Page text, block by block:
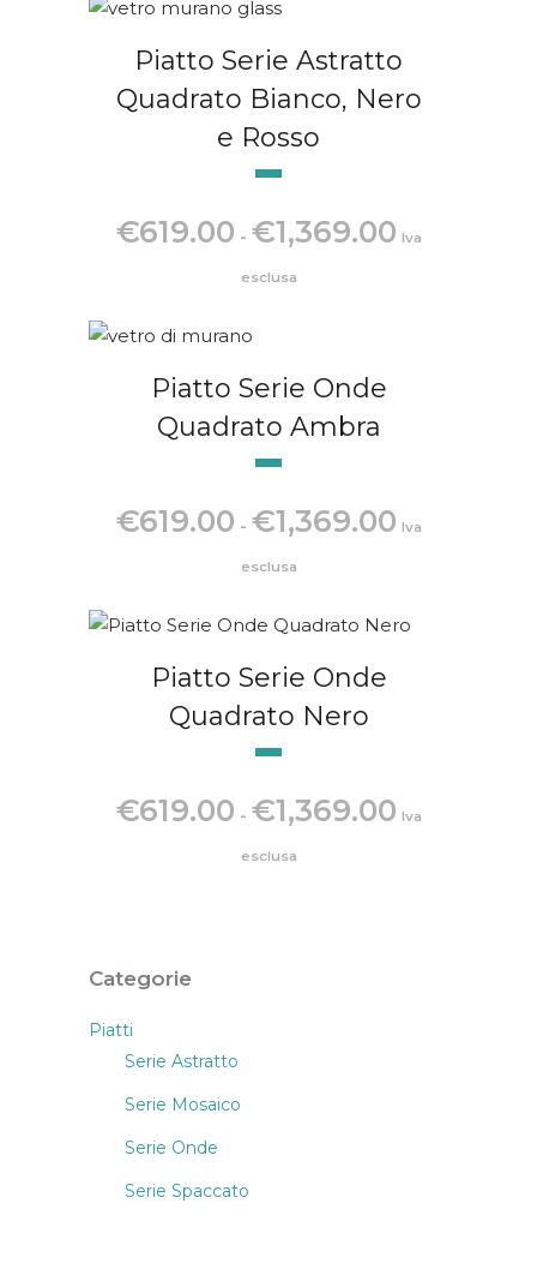
€1,369.00
Piatto Serie Astratto
Quadrato Bianco, Nero
e Rosso
€619.00 - €1,369.00diIva
esclusa
Piatto Serie Onde
Quadrato Ambra
€619.00 - €1,369.00di
€619.00
Iva
esclusa
Piatto Serie Onde
Quadrato Nero
€619.00 - €1,369.00diIva
esclusa
Categorie
Piatti
Serie Astratto
Serie Mosaico
Serie Onde
Serie Spaccato